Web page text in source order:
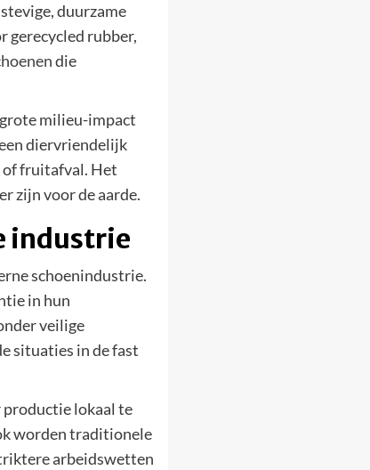
duurzame
gerecycled rubber,
die
milieu-impact
diervriendelijk
of fruitafval. Het
zijn voor de aarde.
industrie
schoenindustrie.
in hun
veilige
situaties in de fast
productie lokaal te
worden traditionele
arbeidswetten